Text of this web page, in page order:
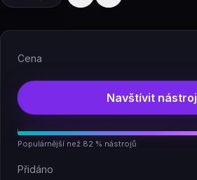
Cena
Navštívit nástroj
Populárnější než 82 % nástrojů
Přidáno